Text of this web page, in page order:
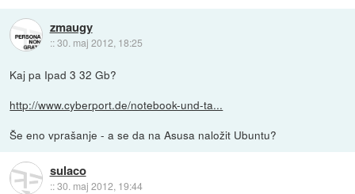
zmaugy
::30. maj 2012, 18:25
Kaj pa Ipad 3 32 Gb?
http://www.cyberport.de/notebook-und-ta...
Še eno vprašanje - a se da na Asusa naložit Ubuntu?
sulaco
::30. maj 2012, 19:44